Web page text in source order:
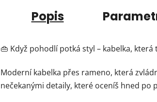
Popis
👜 Když pohodlí potká styl – kabelka,
Moderní kabelka přes rameno, která
nečekanými detaily, které oceníš hned po